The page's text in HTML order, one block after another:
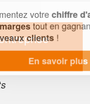
chiffre d'affaireset
en gagnant de
!
plus